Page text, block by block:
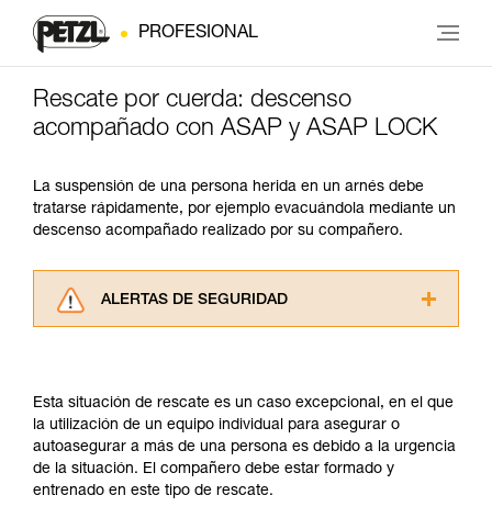
PROFESIONAL
Rescate por cuerda: descenso
acompañado con ASAP y ASAP LOCK
La suspensión de una persona herida en un arnés debe
tratarse rápidamente, por ejemplo evacuándola mediante un
descenso acompañado realizado por su compañero.
ALERTAS DE SEGURIDAD
información de la ficha técnica para poder
comprender este complemento informativo.
Dominar estas técnicas requiere una formación
y un entrenamiento específico. Confirme a
través de un profesional su capacidad para
Esta situación de rescate es un caso excepcional, en el que
la utilización de un equipo individual para asegurar o
autoasegurar a más de una persona es debido a la urgencia
de la situación. El compañero debe estar formado y
entrenado en este tipo de rescate.